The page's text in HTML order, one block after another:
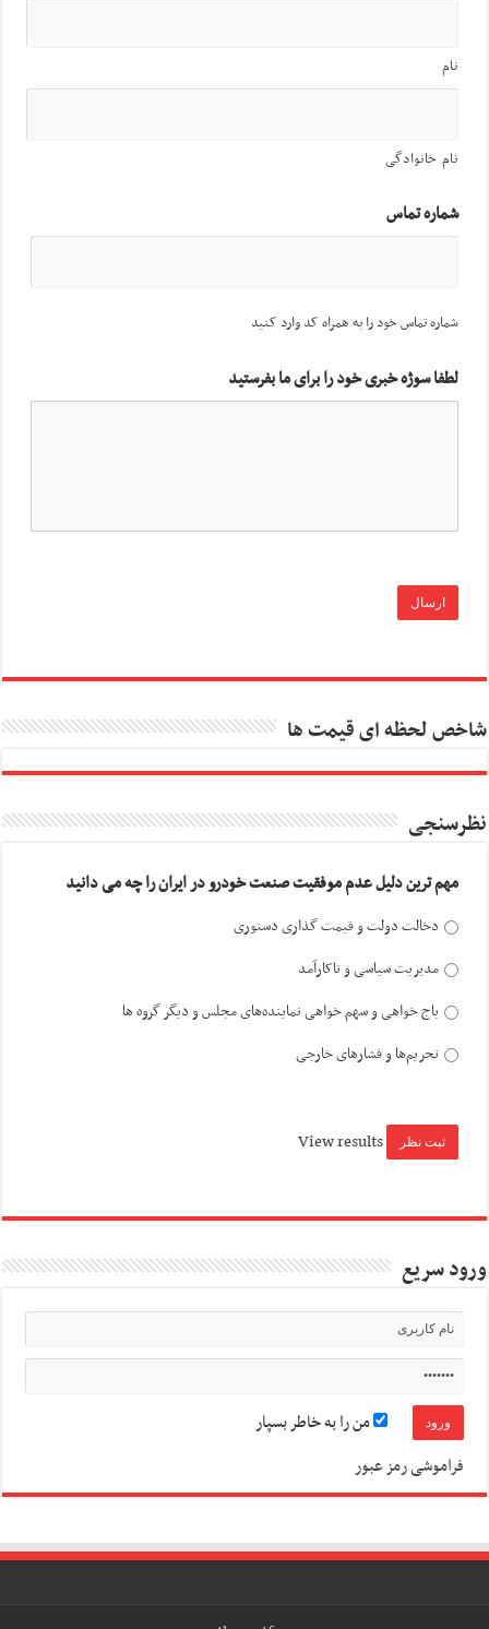
نام
نام خانوادگی
شماره تماس
شماره تماس خود را به همراه کد وارد کنید
لطفا سوژه خبری خود را برای ما بفرستید
شاخص لحظه ای قیمت ها
نظرسنجی
مهم ترین دلیل عدم موفقیت صنعت خودرو در ایران را چه می دانید
دخالت دولت و قیمت گذاری دستوری
مدیریت سیاسی و ناکارآمد
باج خواهی و سهم خواهی نماینده‌های مجلس و دیگر گروه ها
تحریم‌ها و فشارهای خارجی
View results
ورود سریع
من را به خاطر بسپار
فراموشی رمز عبور